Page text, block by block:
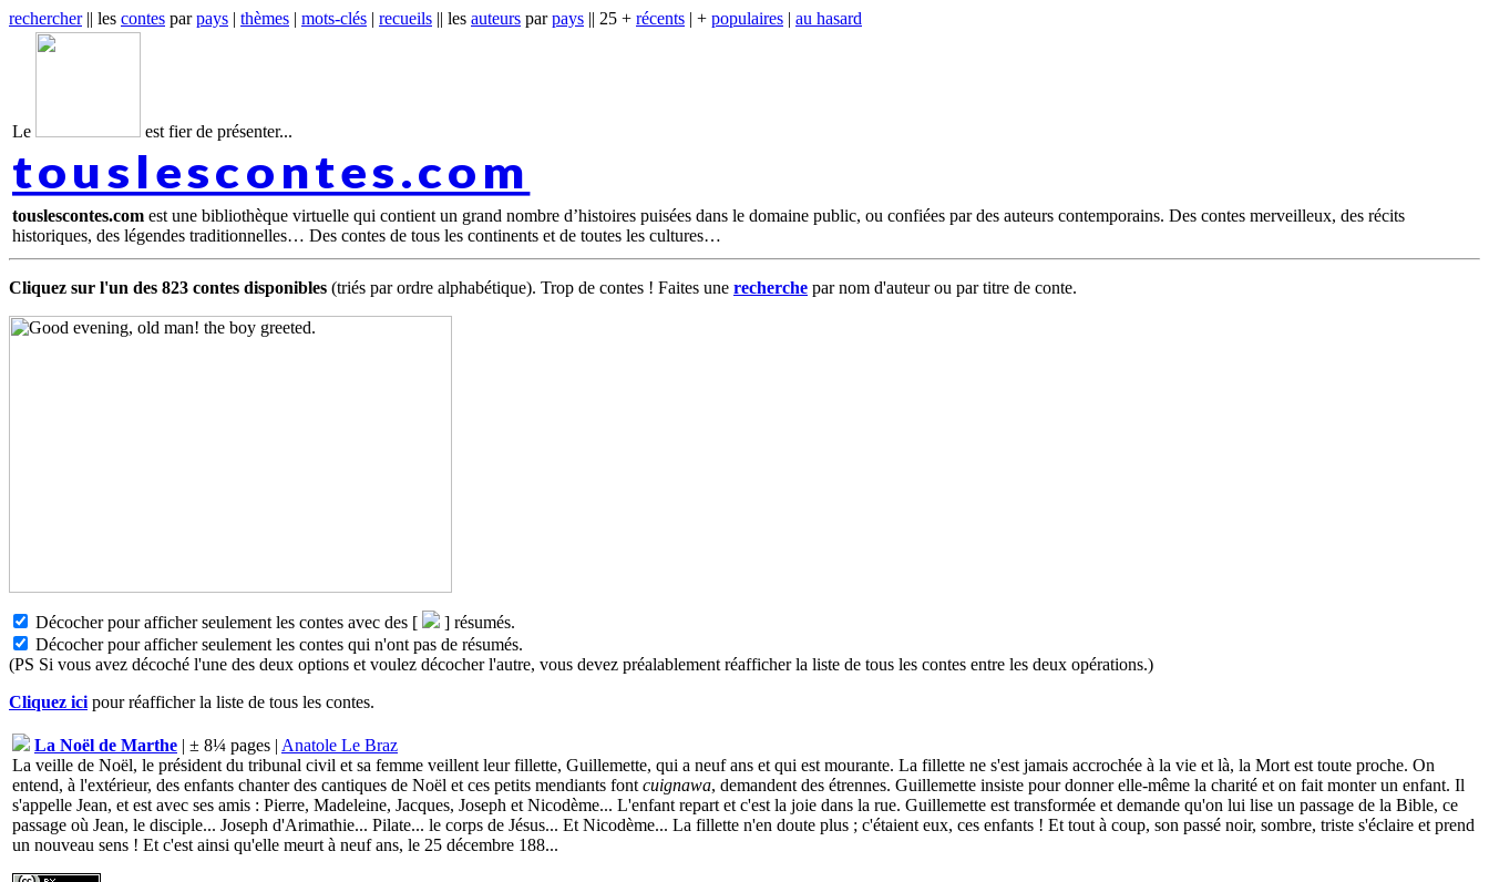
rechercher|| les contes parpays | thèmes | mots-clés | recueils || les auteurs parpays || 25 + récents | + populaires | au hasard
Le est fier de présenter...
touslescontes.com
touslescontes.com est une bibliothèque virtuelle qui contient un grand nombre d’histoires puisées dans le domaine public, ou confiées par des auteurs contemporains. Des contes merveilleux, des récits
historiques, des légendes traditionnelles… Des contes de tous les continents et de toutes les cultures
Cliquez sur l'un des 823 contes disponibles (triés par ordre alphabétique). Trop de contes ! Faites une recherche par nom d'auteur ou par titre de conte.
Décocher pour afficher seulement les contes avec des [
] résumés.
Décocher pour afficher seulement les contes qui n'ont pas de résumés.
(PS Si vous avez décoché l'une des deux options et voulez décocher l'autre, vous devez préalablement réafficher la liste de tous les contes entre les deux opérations.)
Cliquez ici pour réafficher la liste de tous les contes.
La Noël de Marthe | ± 8¼ pages | Anatole Le Braz
La veille de Noël, le président du tribunal civil et sa femme veillent leur fillette, Guillemette, qui a neuf ans et qui est mourante. La fillette ne s'est jamais accrochée à la vie et là, la Mort est toute proche. On
entend, à l'extérieur, des enfants chanter des cantiques de Noël et ces petits mendiants font cuignawa, demandent des étrennes. Guillemette insiste pour donner elle-même la charité et on fait monter un enfant. Il
s'appelle Jean, et est avec ses amis : Pierre, Madeleine, Jacques, Joseph et Nicodème... L'enfant repart et c'est la joie dans la rue. Guillemette est transformée et demande qu'on lui lise un passage de la Bible, ce
passage où Jean, le disciple... Joseph d'Arimathie... Pilate... le corps de Jésus... Et Nicodème... La fillette n'en doute plus ; c'étaient eux, ces enfants ! Et tout à coup, son passé noir, sombre, triste s'éclaire et prend
un nouveau sens ! Et c'est ainsi qu'elle meurt à neuf ans, le 25 décembre 188...